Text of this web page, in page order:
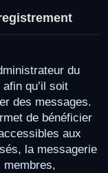
du
qu’il soit
des messages.
de bénéficier
aux
la messagerie
membres,